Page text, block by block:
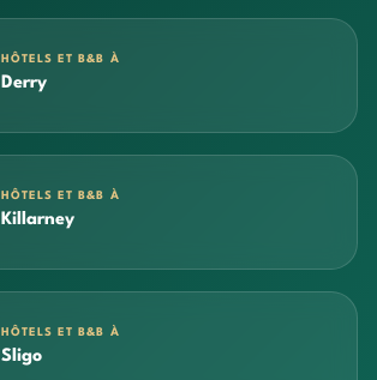
HÔTELS ET B&B À
Derry
HÔTELS ET B&B À
Killarney
HÔTELS ET B&B À
Sligo